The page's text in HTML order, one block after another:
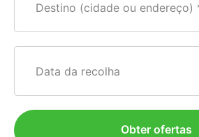
Destino (cidade ou endereço)
Data da recolha
Obter ofertas